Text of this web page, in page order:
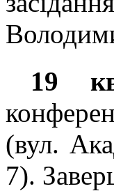
19
(вул.
7).